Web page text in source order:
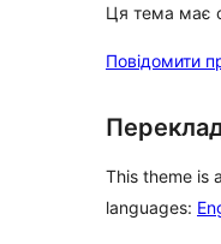
Ця тема має
Повідомити
This theme is
languages: